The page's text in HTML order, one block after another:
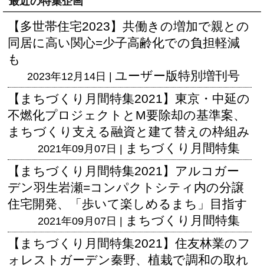
【多世帯住宅2023】共働きの増加で親との
同居に高い関心=少子高齢化での負担軽減
も
2023年12月14日 | ユーザー版特別増刊号
【まちづくり月間特集2021】東京・中延の
不燃化プロジェクトとM要除却の基準案、
まちづくり支える融資と建て替えの枠組み
2021年09月07日 | まちづくり月間特集
【まちづくり月間特集2021】アルコガー
デン羽生岩瀬=コンパクトシティ内の分譲
住宅開発、「歩いて楽しめるまち」目指す
2021年09月07日 | まちづくり月間特集
【まちづくり月間特集2021】住友林業のフ
ォレストガーデン秦野、植栽で調和の取れ